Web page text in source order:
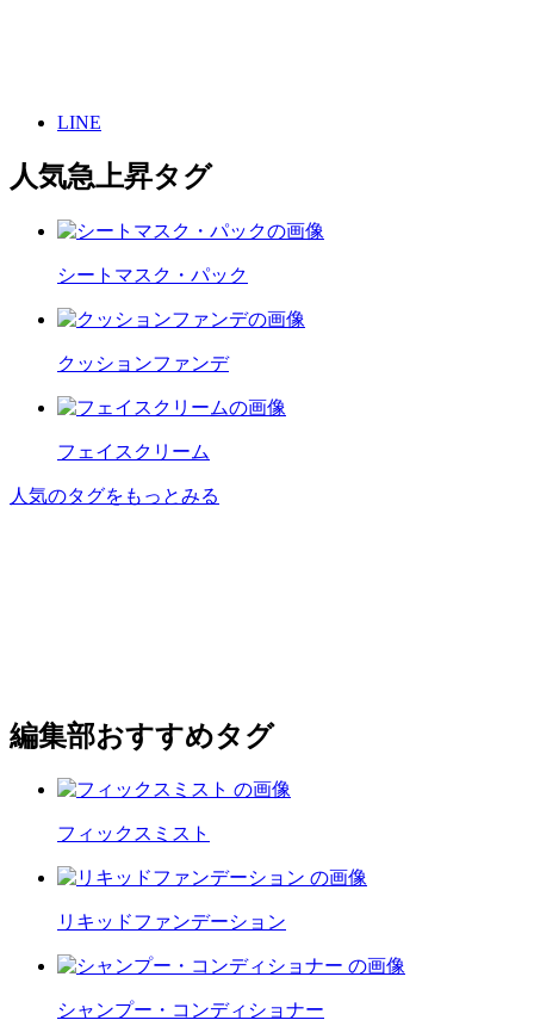
LINE
人気急上昇タグ
シートマスク・パック
クッションファンデ
フェイスクリーム
人気のタグをもっとみる
編集部おすすめタグ
フィックスミスト
リキッドファンデーション
シャンプー・コンディショナー